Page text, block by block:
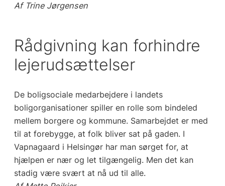
Af Trine Jørgensen
Rådgivning kan forhindre
lejerudsættelser
De boligsociale medarbejdere i landets
boligorganisationer spiller en rolle som bindeled
mellem borgere og kommune. Samarbejdet er med
til at forebygge, at folk bliver sat på gaden. I
Vapnagaard i Helsingør har man sørget for, at
hjælpen er nær og let tilgængelig. Men det kan
stadig være svært at nå ud til alle.